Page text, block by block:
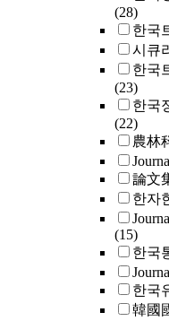
(28)
한국
시큐
한국
(23)
한국
(22)
農林
論文
한자
(15)
한국
한국
韓國